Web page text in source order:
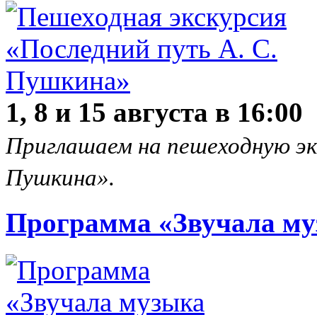
1, 8 и 15 августа в 16:00
Приглашаем на пешеходную
Пушкина».
Программа «Звучала